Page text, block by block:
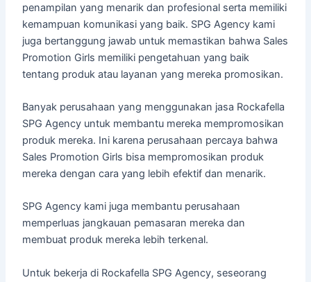
penampilan yang menarik dan profesional serta memiliki
kemampuan komunikasi yang baik. SPG Agency kami
juga bertanggung jawab untuk memastikan bahwa Sales
Promotion Girls memiliki pengetahuan yang baik
tentang produk atau layanan yang mereka promosikan.
Banyak perusahaan yang menggunakan jasa Rockafella
SPG Agency untuk membantu mereka mempromosikan
produk mereka. Ini karena perusahaan percaya bahwa
Sales Promotion Girls bisa mempromosikan produk
mereka dengan cara yang lebih efektif dan menarik.
SPG Agency kami juga membantu perusahaan
memperluas jangkauan pemasaran mereka dan
membuat produk mereka lebih terkenal.
Untuk bekerja di Rockafella SPG Agency, seseorang